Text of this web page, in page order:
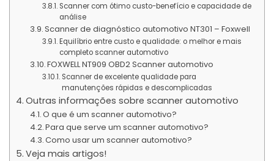
Scanner com ótimo custo-benefício e capacidade de
análise
Scanner de diagnóstico automotivo NT301 – Foxwell
Equilíbrio entre custo e qualidade: o melhor e mais
completo scanner automotivo
FOXWELL NT909 OBD2 Scanner automotivo
Scanner de excelente qualidade para
manutenções rápidas e descomplicadas
Outras informações sobre scanner automotivo
O que é um scanner automotivo?
Para que serve um scanner automotivo?
Como usar um scanner automotivo?
Veja mais artigos!